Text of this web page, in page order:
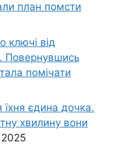
план помсти
ключі від
Повернувшись
помічати
єдина дочка.
хвилину вони